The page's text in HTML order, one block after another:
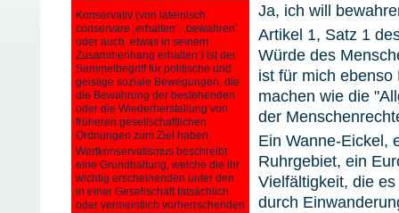
Konservativ (von lateinisch
conservare ‚erhalten‘, ‚bewahren‘
oder auch ‚etwas in seinem
Zusammenhang erhalten‘) ist der
Sammelbegriff für politische und
geistige soziale Bewegungen, die
die Bewahrung der bestehenden
oder die Wiederherstellung von
früheren gesellschaftlichen
Ordnungen zum Ziel haben.
Wertkonservatismus beschreibt
eine Grundhaltung, welche die ihr
wichtig erscheinenden unter den
in einer Gesellschaft tatsächlich
oder vermeintlich vorherrschenden
Ja, ich will
Artikel 1, Satz 1
Würde des
ist für mich ebenso
machen wie die
der
Ein Wanne-Eickel,
Ruhrgebiet, ein
Vielfältigkeit, die
durch